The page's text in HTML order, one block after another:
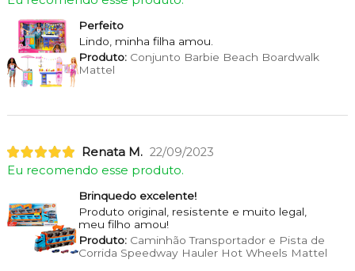
Perfeito
Lindo, minha filha amou.
Produto:Conjunto Barbie Beach Boardwalk
Mattel
Renata M. 22/09/2023
Eu recomendo esse produto.
Brinquedo excelente!
Produto original, resistente e muito legal,
meu filho amou!
Produto:Caminhão Transportador e Pista de
Corrida Speedway Hauler Hot Wheels Mattel